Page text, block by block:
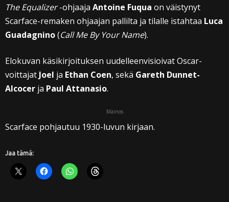
The Equalizer-ohjaaja Antoine Fuqua on väistynyt
Scarface-remaken ohjaajan pallilta ja tilalle istahtaa Luca
Guadagnino(Call Me By Your Name).
Elokuvan käsikirjoituksen uudelleenvisioivat Oscar-
voittajat Joel ja Ethan Coen, sekä Gareth Dunnet-
Alcocer ja Paul Attanasio.
Mainos
Scarface pohjautuu 1930-luvun kirjaan.
Jaa tämä: